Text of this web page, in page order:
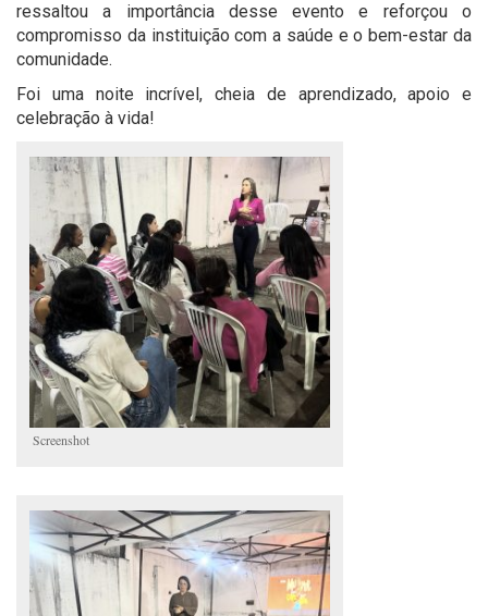
ressaltou a importância desse evento e reforçou o
compromisso da instituição com a saúde e o bem-estar da
comunidade.
Foi uma noite incrível, cheia de aprendizado, apoio e
celebração à vida!
Screenshot